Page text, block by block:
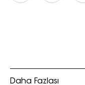
Daha Fazlası